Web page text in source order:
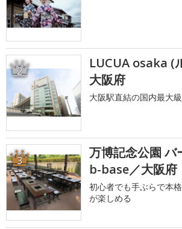
2
LUCUA osaka (
大阪府
大阪駅直結の国内最大
3
万博記念公園 バ
b-base／大阪府
初心者でも手ぶらで本
が楽しめる